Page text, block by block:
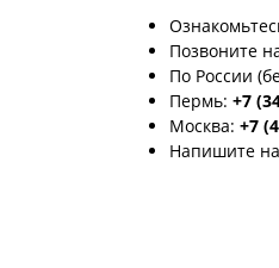
Позвоните
По России
Пермь: +7
Москва: +7
Напишите